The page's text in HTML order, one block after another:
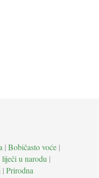
| Bobičasto voće |
u narodu |
| Prirodna